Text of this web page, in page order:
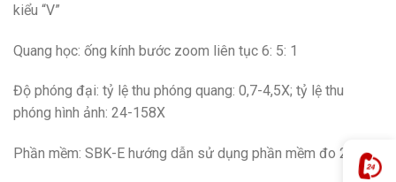
kiểu “V”
Quang học: ống kính bước zoom liên tục 6: 5: 1
Độ phóng đại: tỷ lệ thu phóng quang: 0,7-4,5X; tỷ lệ thu
phóng hình ảnh: 24-158X
Phần mềm: SBK-E hướng dẫn sử dụng phần mềm đo 2.5D